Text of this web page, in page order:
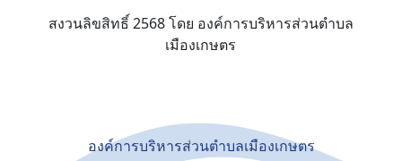
สงวนลิขสิทธิ์ 2568 โดย องค์การบริหารส่วนตำบล
เมืองเกษตร
องค์การบริหารส่วนตำบลเมืองเกษตร